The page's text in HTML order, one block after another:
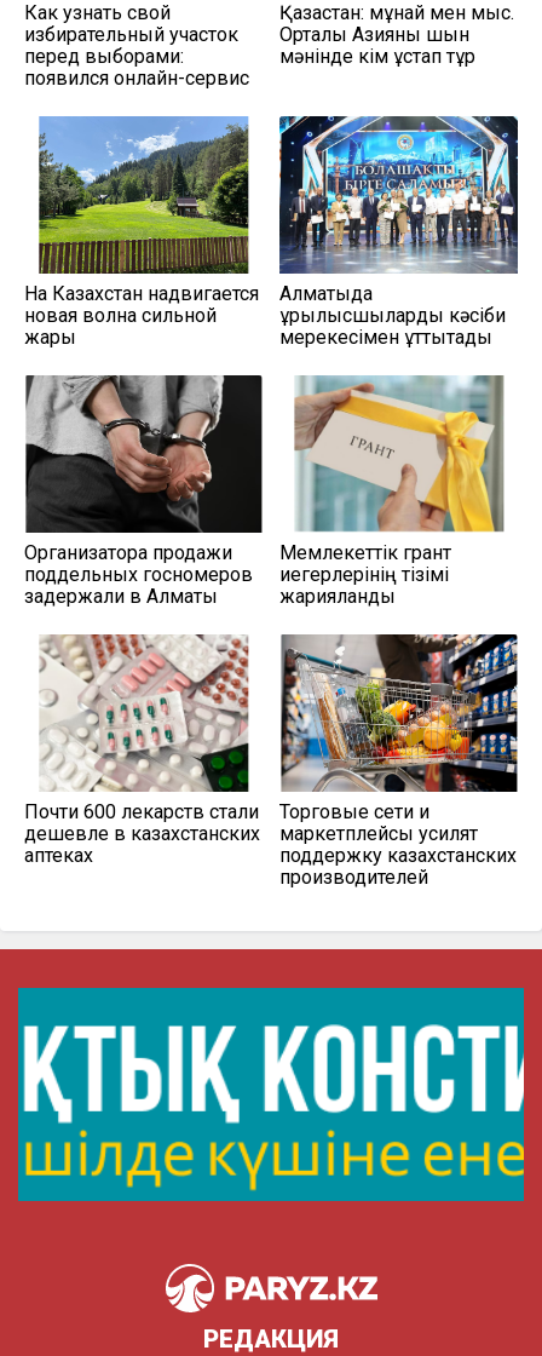
Как узнать свой
избирательный участок
перед выборами:
появился онлайн-сервис
Қазақстан: мұнай мен мыс.
Орталық Азияны шын
мәнінде кім ұстап тұр
На Казахстан надвигается
новая волна сильной
жары
Алматыда
құрылысшыларды кәсіби
мерекесімен құттықтады
Организатора продажи
поддельных госномеров
задержали в Алматы
Мемлекеттік грант
иегерлерінің тізімі
жарияланды
Почти 600 лекарств стали
дешевле в казахстанских
аптеках
Торговые сети и
маркетплейсы усилят
поддержку казахстанских
производителей
РЕДАКЦИЯ